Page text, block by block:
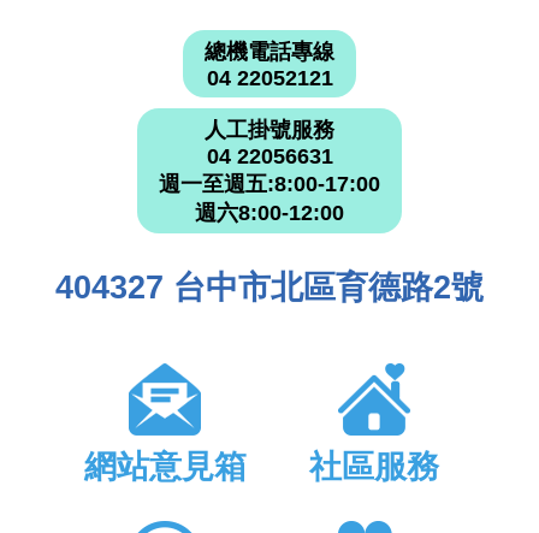
總機電話專線
04 22052121
人工掛號服務
04 22056631
週一至週五:8:00-17:00
週六8:00-12:00
404327 台中市北區育德路2號
網站意見箱 社區服務